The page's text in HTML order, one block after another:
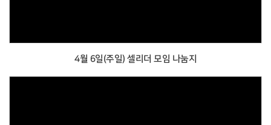
4월 6일(주일) 셀리더 모임 나눔지